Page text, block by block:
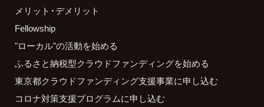
メリット・デメリット
Fellowship
"ローカル"の活動を始める
ふるさと納税型クラウドファンディングを始める
東京都クラウドファンディング支援事業に申し込む
コロナ対策支援プログラムに申し込む